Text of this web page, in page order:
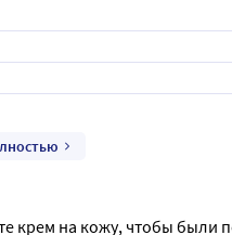
крем на кожу, чтобы были